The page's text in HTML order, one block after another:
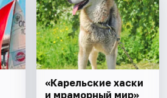
«Карельские хаски
и мраморный мир»